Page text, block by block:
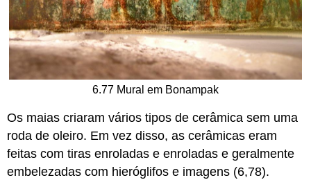
6.77 Mural em Bonampak
Os maias criaram vários tipos de cerâmica sem uma
roda de oleiro. Em vez disso, as cerâmicas eram
feitas com tiras enroladas e enroladas e geralmente
embelezadas com hieróglifos e imagens (6,78).